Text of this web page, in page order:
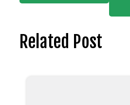
Related Post